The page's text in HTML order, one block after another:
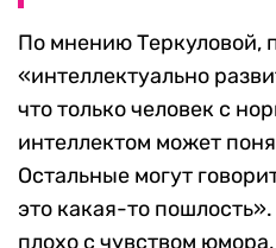
По мнению Теркуловой,
«интеллектуально
что только человек с
интеллектом может
Остальные могут
это какая-то
плохо с чувством